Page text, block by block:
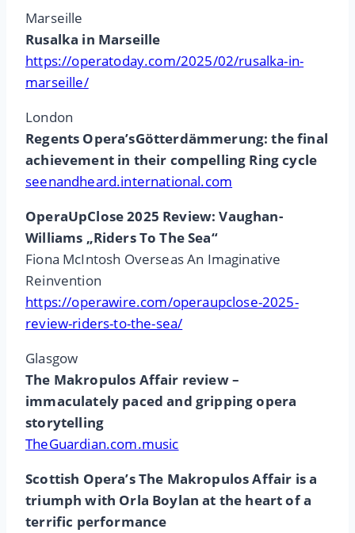
Marseille
Rusalka in Marseille
https://operatoday.com/2025/02/rusalka-in-
marseille/
London
Regents Opera’sGötterdämmerung: the final
achievement in their compelling Ring cycle
seenandheard.international.com
OperaUpClose 2025 Review: Vaughan-
Williams „Riders To The Sea“
Fiona McIntosh Overseas An Imaginative
Reinvention
https://operawire.com/operaupclose-2025-
review-riders-to-the-sea/
Glasgow
The Makropulos Affair review –
immaculately paced and gripping opera
storytelling
TheGuardian.com.music
Scottish Opera’s The Makropulos Affair is a
triumph with Orla Boylan at the heart of a
terrific performance